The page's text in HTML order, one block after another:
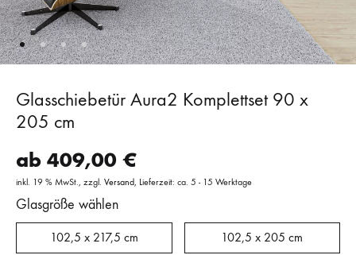
Glasschiebetür Aura2 Komplettset 90 x
205 cm
ab 409,00 €
inkl. 19 % MwSt. zzgl. Versand Lieferzeit: ca. 5 - 15 Werktage
Glasgröße wählen
102,5 x 217,5 cm 102,5 x 205 cm